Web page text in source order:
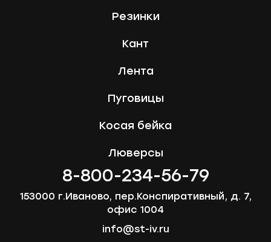
Резинки
Кант
Лента
Пуговицы
Косая бейка
Люверсы
8-800-234-56-79
153000 г.Иваново, пер.Конспиративный, д. 7,
офис 1004
info@st-iv.ru